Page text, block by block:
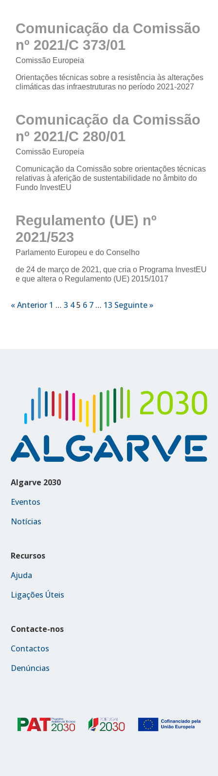
Comunicação da Comissão
nº 2021/C 373/01
Comissão Europeia
Orientações técnicas sobre a resistência às alterações
climáticas das infraestruturas no período 2021-2027
Comunicação da Comissão
nº 2021/C 280/01
Comissão Europeia
Comunicação da Comissão sobre orientações técnicas
relativas à aferição de sustentabilidade no âmbito do
Fundo InvestEU
Regulamento (UE) nº
2021/523
Parlamento Europeu e do Conselho
de 24 de março de 2021, que cria o Programa InvestEU
e que altera o Regulamento (UE) 2015/1017
« Anterior 1 … 3 45 6 7 … 13 Seguinte »
Algarve 2030
Eventos
Notícias
Recursos
Ajuda
Ligações Úteis
Contacte-nos
Contactos
Denúncias